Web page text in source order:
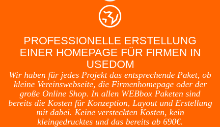
PROFESSIONELLE ERSTELLUNG
EINER HOMEPAGE FÜR FIRMEN IN
USEDOM
Wir haben für jedes Projekt das entsprechende Paket, ob
kleine Vereinswebseite, die Firmenhomepage oder der
große Online Shop. In allen WEBbox Paketen sind
bereits die Kosten für Konzeption, Layout und Erstellung
mit dabei. Keine versteckten Kosten, kein
kleingedrucktes und das bereits ab 690€.